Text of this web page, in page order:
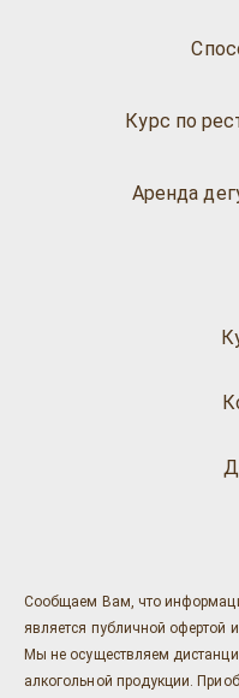
Курс по
Аренда
Сообщаем Вам, что
является публичной офертой
Мы не осуществляем
алкогольной продукции.